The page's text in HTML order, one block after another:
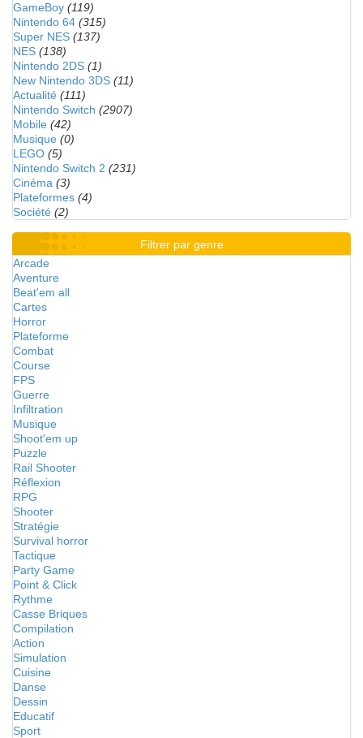
GameBoy (119)
Nintendo 64 (315)
Super NES (137)
NES (138)
Nintendo 2DS (1)
New Nintendo 3DS (11)
Actualité (111)
Nintendo Switch (2907)
Mobile (42)
Musique (0)
LEGO (5)
Nintendo Switch 2 (231)
Cinéma (3)
Plateformes (4)
Société (2)
Filtrer par genre
Arcade
Aventure
Beat'em all
Cartes
Horror
Plateforme
Combat
Course
FPS
Guerre
Infiltration
Musique
Shoot'em up
Puzzle
Rail Shooter
Réflexion
RPG
Shooter
Stratégie
Survival horror
Tactique
Party Game
Point & Click
Rythme
Casse Briques
Compilation
Action
Simulation
Cuisine
Danse
Dessin
Educatif
Sport